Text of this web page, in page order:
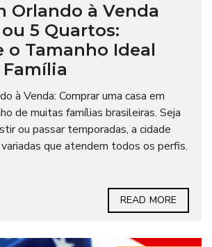
Orlando à Venda
5 Quartos:
o Tamanho Ideal
à Venda: Comprar uma casa em
de muitas famílias brasileiras. Seja
ou passar temporadas, a cidade
que atendem todos os perfis.
READ MORE